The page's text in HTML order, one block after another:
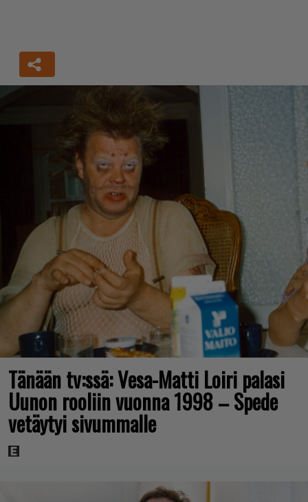
Tänään tv:ssä: Vesa-Matti Loiri palasi
Uunon rooliin vuonna 1998 – Spede
vetäytyi sivummalle